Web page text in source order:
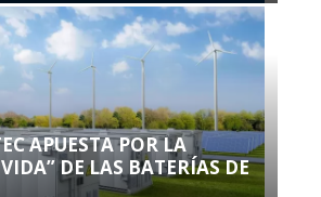
APUESTA POR LA
DE LAS BATERÍAS DE